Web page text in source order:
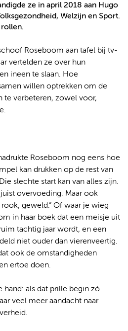
ze in april 2018 aan Hugo
Welzijn en Sport.
rollen.
Roseboom aan tafel bij tv-
vertelden ze over hun
ineen te slaan. Hoe
willen optrekken om de
te verbeteren, zowel voor,
Roseboom nog eens hoe
kan drukken op de rest van
slechte start kan van alles zijn.
overvoeding. Maar ook
geweld.” Of waar je wieg
in haar boek dat een meisje uit
tachtig jaar wordt, en een
niet ouder dan vierenveertig.
ook de omstandigheden
ertoe doen.
als dat prille begin zó
veel meer aandacht naar